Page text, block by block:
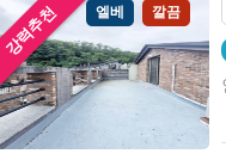
강력추천 엘베 깔끔